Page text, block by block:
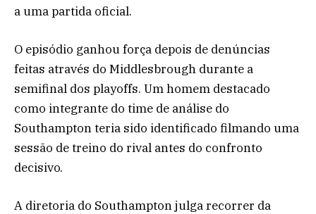
a uma partida oficial.
O episódio ganhou força depois de denúncias
feitas através do Middlesbrough durante a
semifinal dos playoffs. Um homem destacado
como integrante do time de análise do
Southampton teria sido identificado filmando uma
sessão de treino do rival antes do confronto
decisivo.
A diretoria do Southampton julga recorrer da